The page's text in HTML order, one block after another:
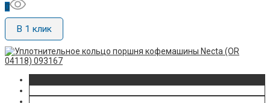
В 1 клик